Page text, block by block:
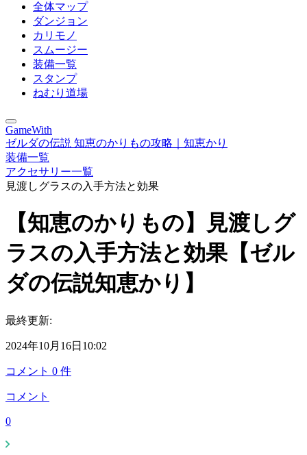
全体マップ
ダンジョン
カリモノ
スムージー
装備一覧
スタンプ
ねむり道場
GameWith
ゼルダの伝説 知恵のかりもの攻略｜知恵かり
装備一覧
アクセサリー一覧
見渡しグラスの入手方法と効果
【知恵のかりもの】見渡しグ
ラスの入手方法と効果【ゼル
ダの伝説知恵かり】
最終更新:
2024年10月16日10:02
コメント 0 件
コメント
0